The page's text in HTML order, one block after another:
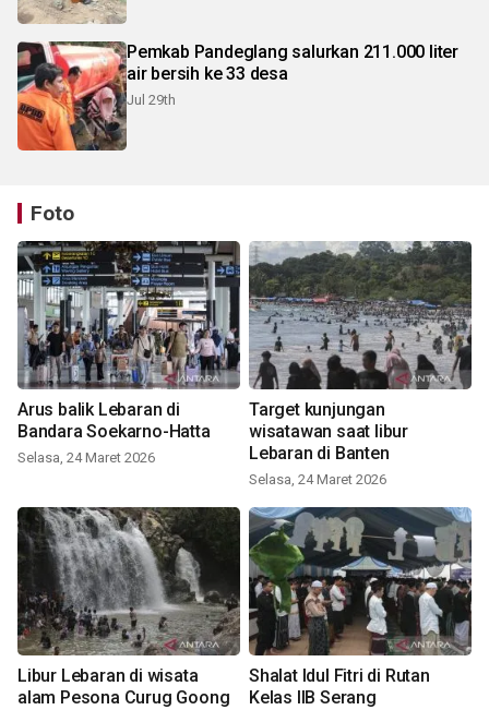
Pemkab Pandeglang salurkan 211.000 liter
air bersih ke 33 desa
Jul 29th
Foto
Arus balik Lebaran di
Bandara Soekarno-Hatta
Selasa, 24 Maret 2026
Target kunjungan
wisatawan saat libur
Lebaran di Banten
Selasa, 24 Maret 2026
Libur Lebaran di wisata
alam Pesona Curug Goong
Shalat Idul Fitri di Rutan
Kelas IIB Serang